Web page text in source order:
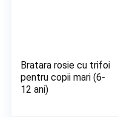
Bratara rosie cu trifoi
pentru copii mari (6-
12 ani)